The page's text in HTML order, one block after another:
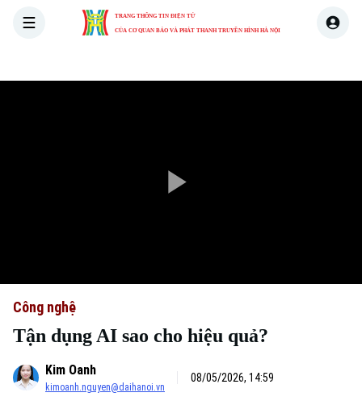
TRANG THÔNG TIN ĐIỆN TỬ
CỦA CƠ QUAN BÁO VÀ PHÁT THANH TRUYỀN HÌNH HÀ NỘI
Công nghệ
Tận dụng AI sao cho hiệu quả?
Kim Oanh
kimoanh.nguyen@daihanoi.vn
08/05/2026, 14:59